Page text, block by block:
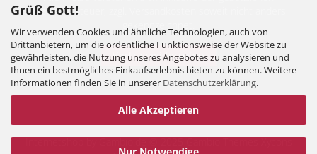
Grüß Gott!
Wir verwenden Cookies und ähnliche Technologien, auch von
Drittanbietern, um die ordentliche Funktionsweise der Website zu
gewährleisten, die Nutzung unseres Angebotes zu analysieren und
Ihnen ein bestmögliches Einkaufserlebnis bieten zu können. Weitere
Informationen finden Sie in unserer Datenschutzerklärung.
Alle Akzeptieren
Mehrwertsteuer, zzgl.
gekennzeichnet.
Vertrag widerrufen
Internetshopby Gambio.de © 2025 Gambio ThemesXycons